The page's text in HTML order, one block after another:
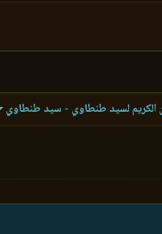
الكريم لسيد طنطاوي - سيد طنطاوي